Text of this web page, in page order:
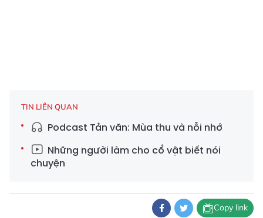
TIN LIÊN QUAN
Podcast Tản văn: Mùa thu và nỗi nhớ
Những người làm cho cổ vật biết nói
chuyện
Copy link